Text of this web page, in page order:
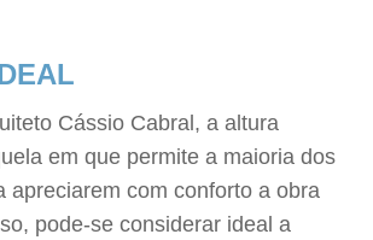
Cássio Cabral, a altura
em que permite a maioria dos
apreciarem com conforto a obra
pode-se considerar ideal a